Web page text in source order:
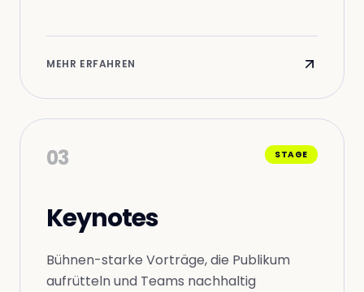
MEHR ERFAHREN
03 STAGE
Keynotes
Bühnen-starke Vorträge, die Publikum
aufrütteln und Teams nachhaltig